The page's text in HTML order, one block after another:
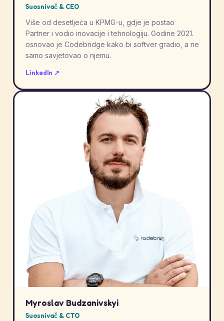
Suosnivač & CEO
Više od desetljeća u KPMG-u, gdje je postao
Partner i vodio inovacije i tehnologiju. Godine 2021.
osnovao je Codebridge kako bi softver gradio, a ne
samo savjetovao o njemu.
LinkedIn ↗
Myroslav Budzanivskyi
Suosnivač & CTO